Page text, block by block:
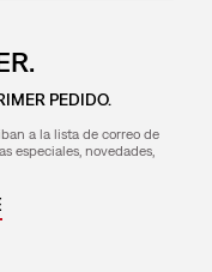
PEDIDO.
a la lista de correo de
especiales, novedades,